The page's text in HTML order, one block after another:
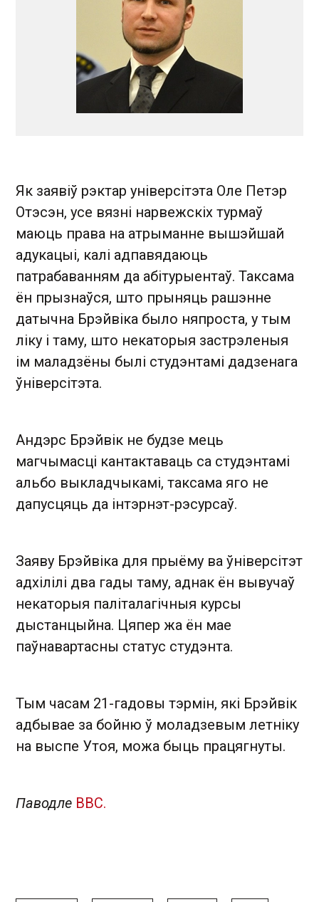
Як заявіў рэктар універсітэта Оле Петэр
Отэсэн, усе вязні нарвежскіх турмаў
маюць права на атрыманне вышэйшай
адукацыі, калі адпавядаюць
патрабаванням да абітурыентаў. Таксама
ён прызнаўся, што прыняць рашэнне
датычна Брэйвіка было няпроста, у тым
ліку і таму, што некаторыя застрэленыя
ім маладзёны былі студэнтамі дадзенага
ўніверсітэта.
Андэрс Брэйвік не будзе мець
магчымасці кантактаваць са студэнтамі
альбо выкладчыкамі, таксама яго не
дапусцяць да інтэрнэт-рэсурсаў.
Заяву Брэйвіка для прыёму ва ўніверсітэт
адхілілі два гады таму, аднак ён вывучаў
некаторыя паліталагічныя курсы
дыстанцыйна. Цяпер жа ён мае
паўнавартасны статус студэнта.
Тым часам 21-гадовы тэрмін, які Брэйвік
адбывае за бойню ў моладзевым летніку
на выспе Утоя, можа быць працягнуты.
Паводле BBC.